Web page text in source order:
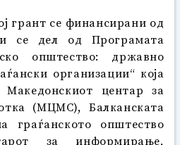
грант се финансирани од
и се дел од Програмата
општество: државно
организации“ која
центар за
(МЦМС), Балканската
граѓанското општество
за информирање,